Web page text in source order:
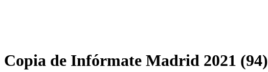
Copia de Infórmate Madrid 2021 (94)